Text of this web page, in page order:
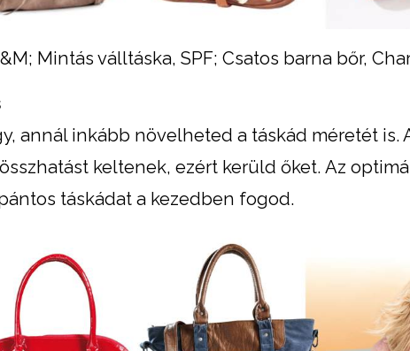
Mintás válltáska, SPF; Csatos barna bőr,
annál inkább növelheted a táskád méretét is.
keltenek, ezért kerüld őket. Az
táskádat a kezedben fogod.